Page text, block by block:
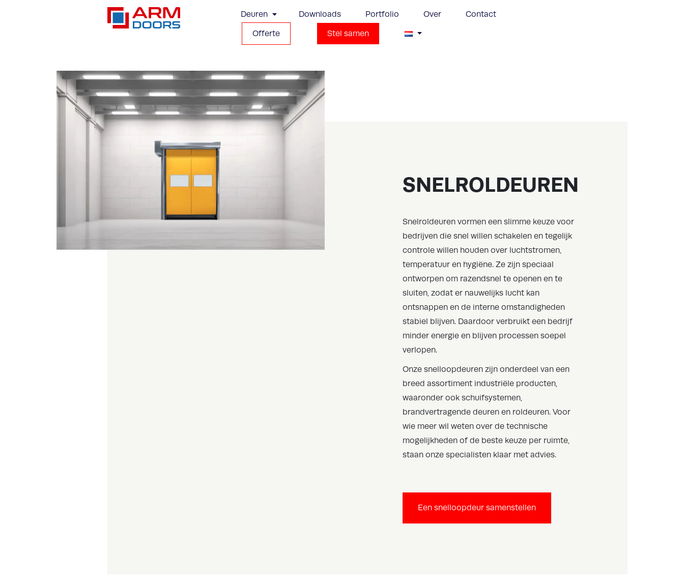
Deuren Downloads Portfolio Over Contact
Offerte Stel samen
SNELROLDEUREN
Snelroldeuren vormen een slimme keuze voor
bedrijven die snel willen schakelen en tegelijk
controle willen houden over luchtstromen,
temperatuur en hygiëne. Ze zijn speciaal
ontworpen om razendsnel te openen en te
sluiten, zodat er nauwelijks lucht kan
ontsnappen en de interne omstandigheden
stabiel blijven. Daardoor verbruikt een bedrijf
minder energie en blijven processen soepel
verlopen.
Onze snelloopdeuren zijn onderdeel van een
breed assortiment industriële producten,
waaronder ook schuifsystemen,
brandvertragende deuren en roldeuren. Voor
wie meer wil weten over de technische
mogelijkheden of de beste keuze per ruimte,
staan onze specialisten klaar met advies.
Een snelloopdeur samenstellen